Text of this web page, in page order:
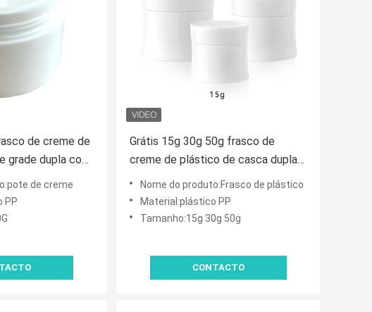
de creme de
grade dupla com
de grade
de cuidados
de creme
PP
Grátis 15g 30g 50g frasco de
creme de plástico de casca dupla
com PP de qualidade alimentar
para cuidados com a pele e cremes
cosméticos
Nome do produto:Frasco de plástico
Material:plástico PP
Tamanho:15g 30g 50g
CONTACTO